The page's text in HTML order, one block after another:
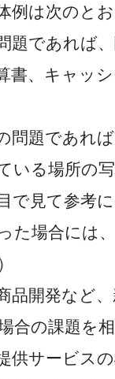
例は次のとお
であれば、
書、キャッ
題であれ
いる場所の
で見て参考
た場合には
開発など、
合の課題を
供サービス